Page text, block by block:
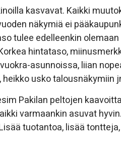
kasvavat. Kaikki
näkymiä ei
tulee edelleenkin
hintataso,
asunnoissa, liian
usko talousnäkymiin
Pakilan peltojen
varmaankin asuvat hyvin.
tuotantoa, lisää